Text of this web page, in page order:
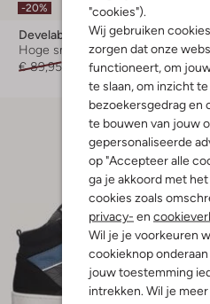
"cookies").
Wij gebruiken
zorgen dat onze
functioneert, om
te slaan, om inzicht
bezoekersgedrag en
te bouwen van jouw
gepersonaliseerde
op "Accepteer alle
ga je akkoord met
cookies zoals
privacy- en
Wil je je voorkeuren
cookieknop
jouw toestemming
intrekken. Wil je
-20%
Develab
Hoge sneakers
€ 89,95
€ 71,99